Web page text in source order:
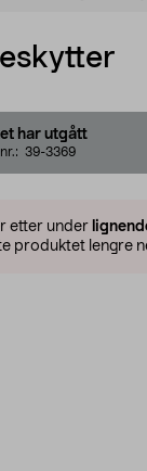
har utgått
39-3369
etter under
produktet lengre